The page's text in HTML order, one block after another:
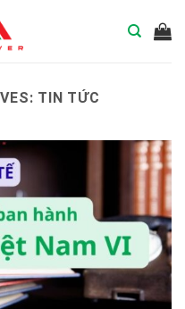
TIN TỨC